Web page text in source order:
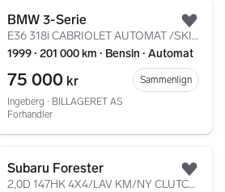
BMW 3-Serie
E36 318i CABRIOLET AUTOMAT /SKINN/EL CAB/
1999 ∙ 201 000 km ∙ Bensin ∙ Automat
75 000 kr
Sammenlign
Ingeberg ∙ BILLAGERET AS
Forhandler
Subaru Forester
2,0D 147HK 4X4/LAV KM/NY CLUTCH/KROK/CRUISE/KLIMA/SKINN